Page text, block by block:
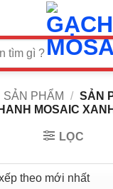
SẢN PHẨM / SẢN
MOSAIC
LỌC